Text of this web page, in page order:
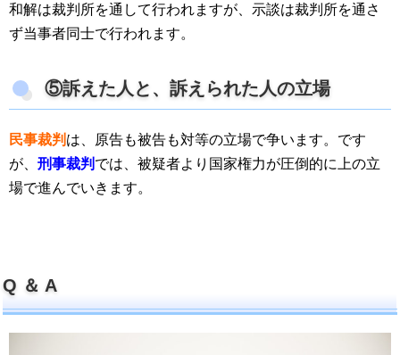
和解は裁判所を通して行われますが、示談は裁判所を通さ
ず当事者同士で行われます。
⑤訴えた人と、訴えられた人の立場
民事裁判 は、原告も被告も対等の立場で争います。です
が、 刑事裁判 では、被疑者より国家権力が圧倒的に上の立
場で進んでいきます。
Q ＆ A